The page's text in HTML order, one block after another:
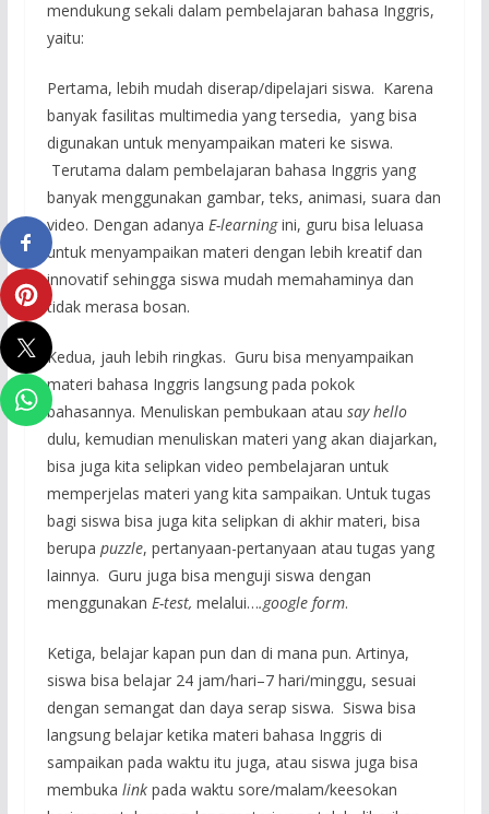
mendukung sekali dalam pembelajaran bahasa Inggris,
yaitu:
Pertama, lebih mudah diserap/dipelajari siswa. Karena
banyak fasilitas multimedia yang tersedia, yang bisa
digunakan untuk menyampaikan materi ke siswa.
Terutama dalam pembelajaran bahasa Inggris yang
banyak menggunakan gambar, teks, animasi, suara dan
video. Dengan adanya E-learningini, guru bisa leluasa
untuk menyampaikan materi dengan lebih kreatif dan
innovatif sehingga siswa mudah memahaminya dan
tidak merasa bosan.
Kedua, jauh lebih ringkas. Guru bisa menyampaikan
materi bahasa Inggris langsung pada pokok
bahasannya. Menuliskan pembukaan atau say hello
dulu, kemudian menuliskan materi yang akan diajarkan,
bisa juga kita selipkan video pembelajaran untuk
memperjelas materi yang kita sampaikan. Untuk tugas
bagi siswa bisa juga kita selipkan di akhir materi, bisa
berupa puzzle, pertanyaan-pertanyaan atau tugas yang
lainnya. Guru juga bisa menguji siswa dengan
menggunakan E-test, melalui….google form.
Ketiga, belajar kapan pun dan di mana pun. Artinya,
siswa bisa belajar 24 jam/hari–7 hari/minggu, sesuai
dengan semangat dan daya serap siswa. Siswa bisa
langsung belajar ketika materi bahasa Inggris di
sampaikan pada waktu itu juga, atau siswa juga bisa
membuka link pada waktu sore/malam/keesokan